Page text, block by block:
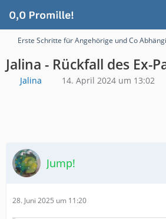
Erste Schritte für Angehörige und Co
Jalina - Rückfall des Ex-
Jalina 14. April 2024 um 13:02
Jump!
28. Juni 2025 um 11:20